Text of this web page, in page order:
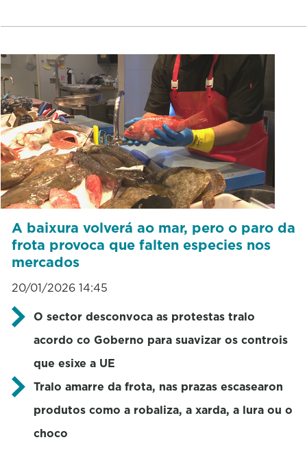
A baixura volverá ao mar, pero o paro da
frota provoca que falten especies nos
mercados
20/01/2026 14:45
O sector desconvoca as protestas tralo
acordo co Goberno para suavizar os controis
que esixe a UE
Tralo amarre da frota, nas prazas escasearon
produtos como a robaliza, a xarda, a lura ou o
choco